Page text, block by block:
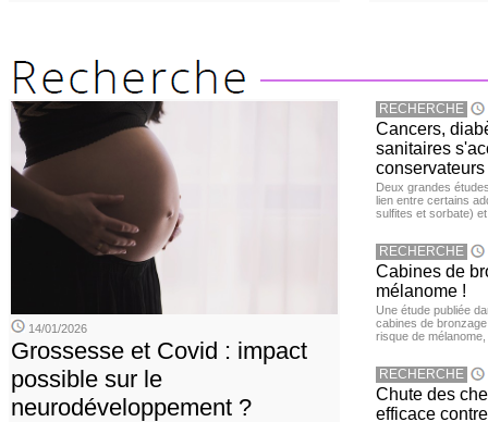
14/01/2026
Grossesse et Covid : impact
possible sur le
neurodéveloppement ?
RECHERCHE
Cancers,
sanitaires
conservateurs
Deux grandes
lien entre certains
sulfites et sorbate)
RECHERCHE
Cabines de
mélanome !
Une étude publiée
cabines de
risque de
RECHERCHE
Chute des
efficace